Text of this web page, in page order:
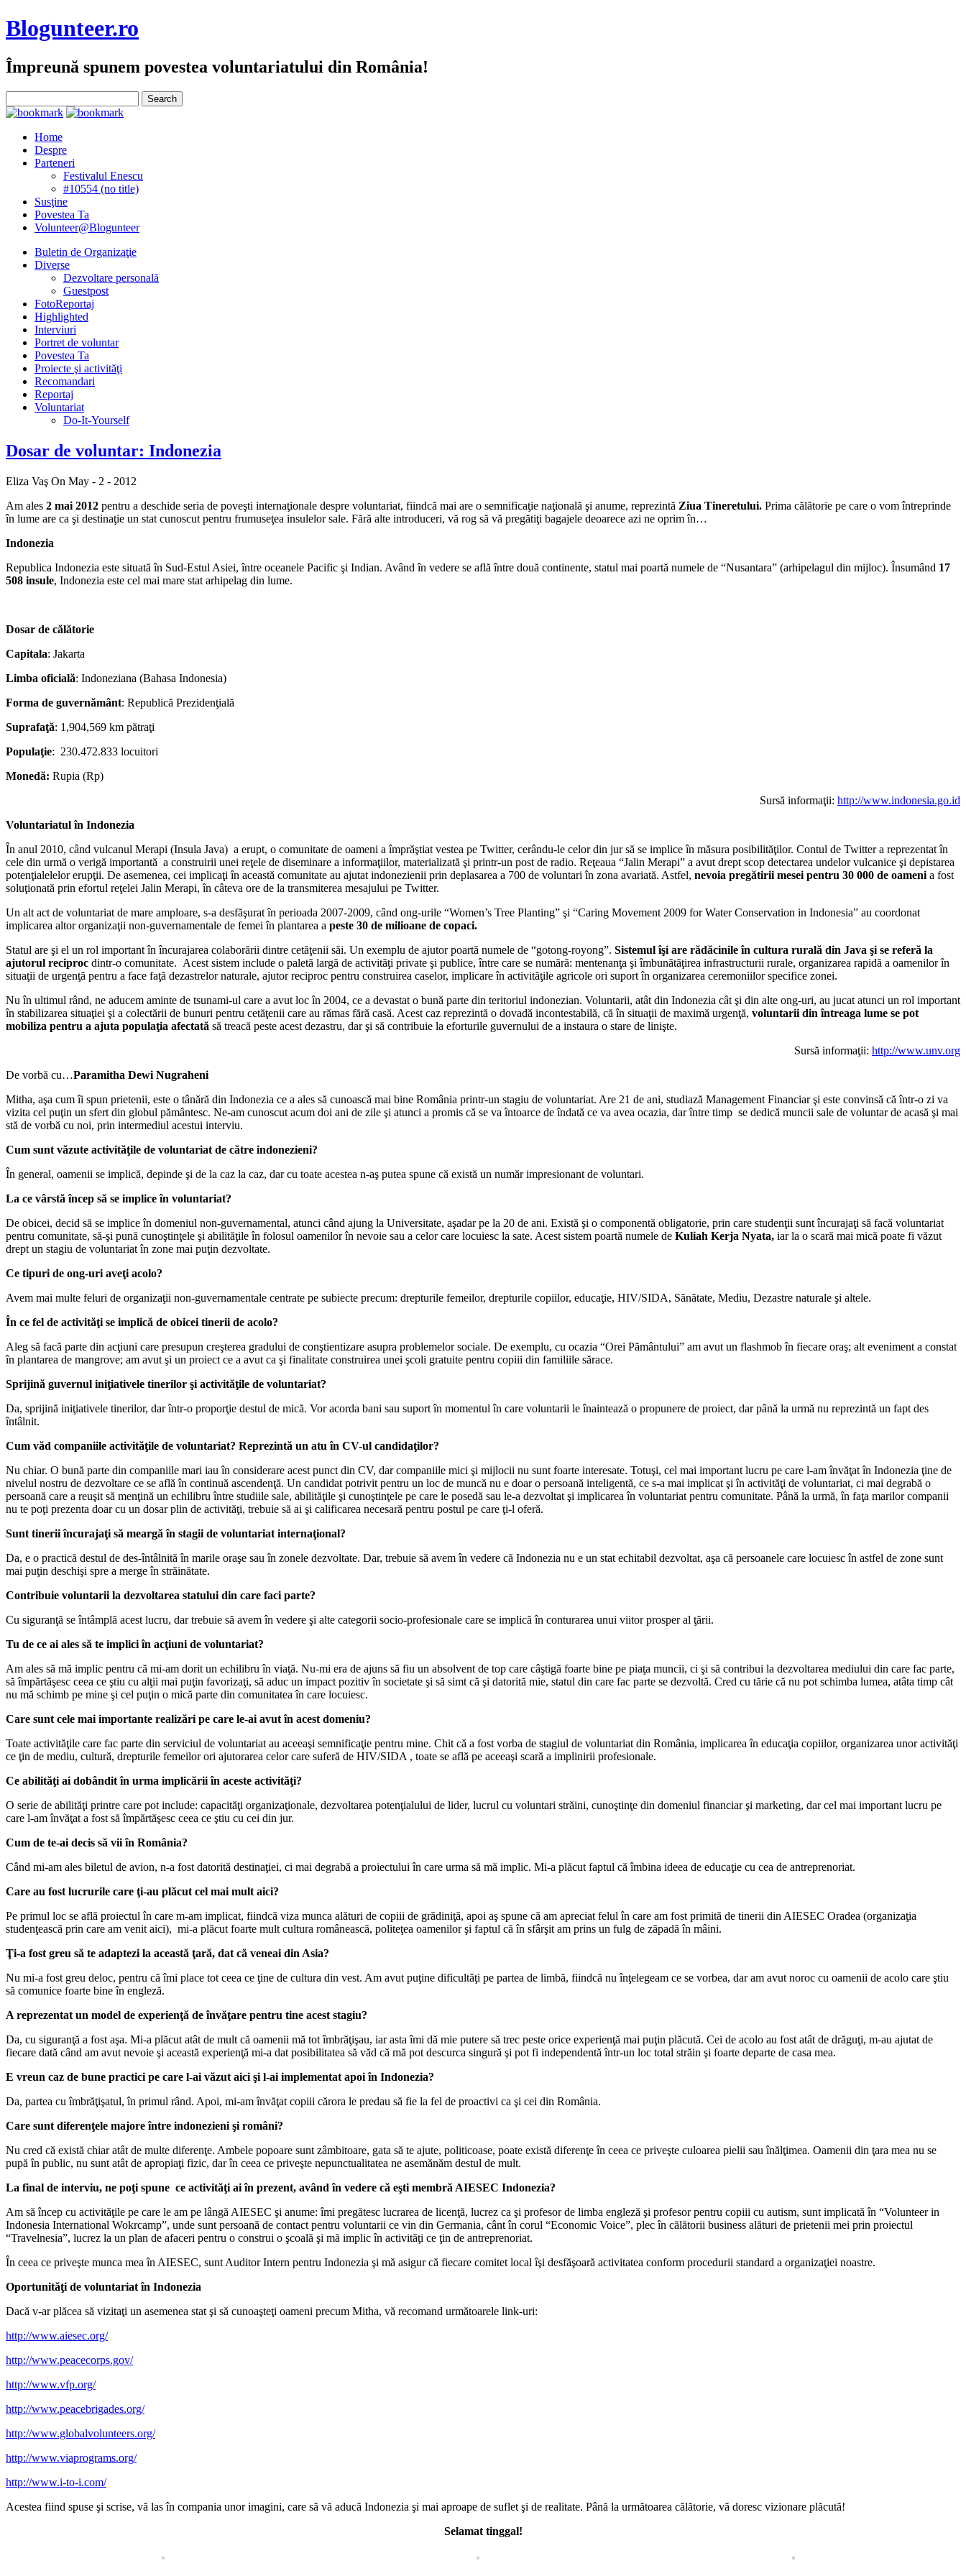
Blogunteer.ro
Împreună spunem povestea voluntariatului din România!
Home
Despre
Parteneri
Festivalul Enescu
#10554 (no title)
Susţine
Povestea Ta
Volunteer@Blogunteer
Buletin de Organizaţie
Diverse
Dezvoltare personală
Guestpost
FotoReportaj
Highlighted
Interviuri
Portret de voluntar
Povestea Ta
Proiecte şi activităţi
Recomandari
Reportaj
Voluntariat
Do-It-Yourself
Dosar de voluntar: Indonezia
Eliza Vaş On May - 2 - 2012
Am ales 2 mai 2012 pentru a deschide seria de poveşti internaţionale despre voluntariat, fiindcă mai are o semnificaţie naţională şi anume, reprezintă Ziua Tineretului. Prima călătorie pe care o vom întreprinde
în lume are ca şi destinaţie un stat cunoscut pentru frumuseţea insulelor sale. Fără alte introduceri, vă rog să vă pregătiţi bagajele deoarece azi ne oprim în…
Indonezia
Republica Indonezia este situată în Sud-Estul Asiei, între oceanele Pacific şi Indian. Având în vedere se află între două continente, statul mai poartă numele de “Nusantara” (arhipelagul din mijloc). Însumând 17
508 insule, Indonezia este cel mai mare stat arhipelag din lume.
Dosar de călătorie
Capitala: Jakarta
Limba oficială: Indoneziana (Bahasa Indonesia)
Forma de guvernământ: Republică Prezidenţială
Suprafaţă: 1,904,569 km pătraţi
Populaţie: 230.472.833 locuitori
Monedă: Rupia (Rp)
Sursă informaţii: http://www.indonesia.go.id
Voluntariatul în Indonezia
În anul 2010, când vulcanul Merapi (Insula Java) a erupt, o comunitate de oameni a împrăştiat vestea pe Twitter, cerându-le celor din jur să se implice în măsura posibilităţilor. Contul de Twitter a reprezentat în
cele din urmă o verigă importantă a construirii unei reţele de diseminare a informaţiilor, materializată şi printr-un post de radio. Reţeaua “Jalin Merapi” a avut drept scop detectarea undelor vulcanice şi depistarea
potenţialelelor erupţii. De asemenea, cei implicaţi în această comunitate au ajutat indonezienii prin deplasarea a 700 de voluntari în zona avariată. Astfel, nevoia pregătirii mesei pentru 30 000 de oameni a fost
soluţionată prin efortul reţelei Jalin Merapi, în câteva ore de la transmiterea mesajului pe Twitter.
Un alt act de voluntariat de mare amploare, s-a desfăşurat în perioada 2007-2009, când ong-urile “Women’s Tree Planting” şi “Caring Movement 2009 for Water Conservation in Indonesia” au coordonat
implicarea altor organizaţii non-guvernamentale de femei în plantarea a peste 30 de milioane de copaci.
Statul are şi el un rol important în încurajarea colaborării dintre cetăţenii săi. Un exemplu de ajutor poartă numele de “gotong-royong”. Sistemul îşi are rădăcinile în cultura rurală din Java şi se referă la
ajutorul reciproc dintr-o comunitate. Acest sistem include o paletă largă de activităţi private şi publice, între care se numără: mentenanţa şi îmbunătăţirea infrastructurii rurale, organizarea rapidă a oamenilor în
situaţii de urgenţă pentru a face faţă dezastrelor naturale, ajutor reciproc pentru construirea caselor, implicare în activităţile agricole ori suport în organizarea ceremoniilor specifice zonei.
Nu în ultimul rând, ne aducem aminte de tsunami-ul care a avut loc în 2004, ce a devastat o bună parte din teritoriul indonezian. Voluntarii, atât din Indonezia cât şi din alte ong-uri, au jucat atunci un rol important
în stabilizarea situaţiei şi a colectării de bunuri pentru cetăţenii care au rămas fără casă. Acest caz reprezintă o dovadă incontestabilă, că în situaţii de maximă urgenţă, voluntarii din întreaga lume se pot
mobiliza pentru a ajuta populaţia afectată să treacă peste acest dezastru, dar şi să contribuie la eforturile guvernului de a instaura o stare de linişte.
Sursă informaţii: http://www.unv.org
De vorbă cu…Paramitha Dewi Nugraheni
Mitha, aşa cum îi spun prietenii, este o tânără din Indonezia ce a ales să cunoască mai bine România printr-un stagiu de voluntariat. Are 21 de ani, studiază Management Financiar şi este convinsă că într-o zi va
vizita cel puţin un sfert din globul pământesc. Ne-am cunoscut acum doi ani de zile şi atunci a promis că se va întoarce de îndată ce va avea ocazia, dar între timp se dedică muncii sale de voluntar de acasă şi mai
stă de vorbă cu noi, prin intermediul acestui interviu.
Cum sunt văzute activităţile de voluntariat de către indonezieni?
În general, oamenii se implică, depinde şi de la caz la caz, dar cu toate acestea n-aş putea spune că există un număr impresionant de voluntari.
La ce vârstă încep să se implice în voluntariat?
De obicei, decid să se implice în domeniul non-guvernamental, atunci când ajung la Universitate, aşadar pe la 20 de ani. Există şi o componentă obligatorie, prin care studenţii sunt încurajaţi să facă voluntariat
pentru comunitate, să-şi pună cunoştinţele şi abilităţile în folosul oamenilor în nevoie sau a celor care locuiesc la sate. Acest sistem poartă numele de Kuliah Kerja Nyata, iar la o scară mai mică poate fi văzut
drept un stagiu de voluntariat în zone mai puţin dezvoltate.
Ce tipuri de ong-uri aveţi acolo?
Avem mai multe feluri de organizaţii non-guvernamentale centrate pe subiecte precum: drepturile femeilor, drepturile copiilor, educaţie, HIV/SIDA, Sănătate, Mediu, Dezastre naturale şi altele.
În ce fel de activităţi se implică de obicei tinerii de acolo?
Aleg să facă parte din acţiuni care presupun creşterea gradului de conştientizare asupra problemelor sociale. De exemplu, cu ocazia “Orei Pământului” am avut un flashmob în fiecare oraş; alt eveniment a constat
în plantarea de mangrove; am avut şi un proiect ce a avut ca şi finalitate construirea unei şcoli gratuite pentru copiii din familiile sărace.
Sprijină guvernul iniţiativele tinerilor şi activităţile de voluntariat?
Da, sprijină iniţiativele tinerilor, dar într-o proporţie destul de mică. Vor acorda bani sau suport în momentul în care voluntarii le înaintează o propunere de proiect, dar până la urmă nu reprezintă un fapt des
întâlnit.
Cum văd companiile activităţile de voluntariat? Reprezintă un atu în CV-ul candidaţilor?
Nu chiar. O bună parte din companiile mari iau în considerare acest punct din CV, dar companiile mici şi mijlocii nu sunt foarte interesate. Totuşi, cel mai important lucru pe care l-am învăţat în Indonezia ţine de
nivelul nostru de dezvoltare ce se află în continuă ascendenţă. Un candidat potrivit pentru un loc de muncă nu e doar o persoană inteligentă, ce s-a mai implicat şi în activităţi de voluntariat, ci mai degrabă o
persoană care a reuşit să menţină un echilibru între studiile sale, abilităţile şi cunoştinţele pe care le posedă sau le-a dezvoltat şi implicarea în voluntariat pentru comunitate. Până la urmă, în faţa marilor companii
nu te poţi prezenta doar cu un dosar plin de activităţi, trebuie să ai şi calificarea necesară pentru postul pe care ţi-l oferă.
Sunt tinerii încurajaţi să meargă în stagii de voluntariat internaţional?
Da, e o practică destul de des-întâlnită în marile oraşe sau în zonele dezvoltate. Dar, trebuie să avem în vedere că Indonezia nu e un stat echitabil dezvoltat, aşa că persoanele care locuiesc în astfel de zone sunt
mai puţin deschişi spre a merge în străinătate.
Contribuie voluntarii la dezvoltarea statului din care faci parte?
Cu siguranţă se întâmplă acest lucru, dar trebuie să avem în vedere şi alte categorii socio-profesionale care se implică în conturarea unui viitor prosper al ţării.
Tu de ce ai ales să te implici în acţiuni de voluntariat?
Am ales să mă implic pentru că mi-am dorit un echilibru în viaţă. Nu-mi era de ajuns să fiu un absolvent de top care câştigă foarte bine pe piaţa muncii, ci şi să contribui la dezvoltarea mediului din care fac parte,
să împărtăşesc ceea ce ştiu cu alţii mai puţin favorizaţi, să aduc un impact pozitiv în societate şi să simt că şi datorită mie, statul din care fac parte se dezvoltă. Cred cu tărie că nu pot schimba lumea, atâta timp cât
nu mă schimb pe mine şi cel puţin o mică parte din comunitatea în care locuiesc.
Care sunt cele mai importante realizări pe care le-ai avut în acest domeniu?
Toate activităţile care fac parte din serviciul de voluntariat au aceeaşi semnificaţie pentru mine. Chit că a fost vorba de stagiul de voluntariat din România, implicarea în educaţia copiilor, organizarea unor activităţi
ce ţin de mediu, cultură, drepturile femeilor ori ajutorarea celor care suferă de HIV/SIDA , toate se află pe aceeaşi scară a implinirii profesionale.
Ce abilităţi ai dobândit în urma implicării în aceste activităţi?
O serie de abilităţi printre care pot include: capacităţi organizaţionale, dezvoltarea potenţialului de lider, lucrul cu voluntari străini, cunoştinţe din domeniul financiar şi marketing, dar cel mai important lucru pe
care l-am învăţat a fost să împărtăşesc ceea ce ştiu cu cei din jur.
Cum de te-ai decis să vii în România?
Când mi-am ales biletul de avion, n-a fost datorită destinaţiei, ci mai degrabă a proiectului în care urma să mă implic. Mi-a plăcut faptul că îmbina ideea de educaţie cu cea de antreprenoriat.
Care au fost lucrurile care ţi-au plăcut cel mai mult aici?
Pe primul loc se află proiectul în care m-am implicat, fiindcă viza munca alături de copiii de grădiniţă, apoi aş spune că am apreciat felul în care am fost primită de tinerii din AIESEC Oradea (organizaţia
studenţească prin care am venit aici), mi-a plăcut foarte mult cultura românească, politeţea oamenilor şi faptul că în sfârşit am prins un fulg de zăpadă în mâini.
Ţi-a fost greu să te adaptezi la această ţară, dat că veneai din Asia?
Nu mi-a fost greu deloc, pentru că îmi place tot ceea ce ţine de cultura din vest. Am avut puţine dificultăţi pe partea de limbă, fiindcă nu înţelegeam ce se vorbea, dar am avut noroc cu oamenii de acolo care ştiu
să comunice foarte bine în engleză.
A reprezentat un model de experienţă de învăţare pentru tine acest stagiu?
Da, cu siguranţă a fost aşa. Mi-a plăcut atât de mult că oamenii mă tot îmbrăţişau, iar asta îmi dă mie putere să trec peste orice experienţă mai puţin plăcută. Cei de acolo au fost atât de drăguţi, m-au ajutat de
fiecare dată când am avut nevoie şi această experienţă mi-a dat posibilitatea să văd că mă pot descurca singură şi pot fi independentă într-un loc total străin şi foarte departe de casa mea.
E vreun caz de bune practici pe care l-ai văzut aici şi l-ai implementat apoi în Indonezia?
Da, partea cu îmbrăţişatul, în primul rând. Apoi, mi-am învăţat copiii cărora le predau să fie la fel de proactivi ca şi cei din România.
Care sunt diferenţele majore între indonezieni şi români?
Nu cred că există chiar atât de multe diferenţe. Ambele popoare sunt zâmbitoare, gata să te ajute, politicoase, poate există diferenţe în ceea ce priveşte culoarea pielii sau înălţimea. Oamenii din ţara mea nu se
pupă în public, nu sunt atât de apropiaţi fizic, dar în ceea ce priveşte nepunctualitatea ne asemănăm destul de mult.
La final de interviu, ne poţi spune ce activităţi ai în prezent, având în vedere că eşti membră AIESEC Indonezia?
Am să încep cu activităţile pe care le am pe lângă AIESEC şi anume: îmi pregătesc lucrarea de licenţă, lucrez ca şi profesor de limba engleză şi profesor pentru copiii cu autism, sunt implicată în “Volunteer in
Indonesia International Wokrcamp”, unde sunt persoană de contact pentru voluntarii ce vin din Germania, cânt în corul “Economic Voice”, plec în călătorii business alături de prietenii mei prin proiectul
“Travelnesia”, lucrez la un plan de afaceri pentru o construi o şcoală şi mă implic în activităţi ce ţin de antreprenoriat.
În ceea ce priveşte munca mea în AIESEC, sunt Auditor Intern pentru Indonezia şi mă asigur că fiecare comitet local îşi desfăşoară activitatea conform procedurii standard a organizaţiei noastre.
Oportunităţi de voluntariat în Indonezia
Dacă v-ar plăcea să vizitaţi un asemenea stat şi să cunoaşteţi oameni precum Mitha, vă recomand următoarele link-uri:
http://www.aiesec.org/
http://www.peacecorps.gov/
http://www.vfp.org/
http://www.peacebrigades.org/
http://www.globalvolunteers.org/
http://www.viaprograms.org/
http://www.i-to-i.com/
Acestea fiind spuse şi scrise, vă las în compania unor imagini, care să vă aducă Indonezia şi mai aproape de suflet şi de realitate. Până la următoarea călătorie, vă doresc vizionare plăcută!
Selamat tinggal!